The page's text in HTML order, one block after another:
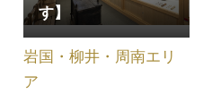
年間は、三公それぞれが節
目の年を迎えます。激動の
時代を生き抜…
す】
岩国・柳井・周南エリ
ア